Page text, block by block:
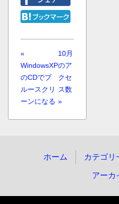
«
WindowsXP
のCDでブ
ルースクリ
ーンになる
10月
のア
クセ
ス数
»
ホーム カテゴリ
アーカ